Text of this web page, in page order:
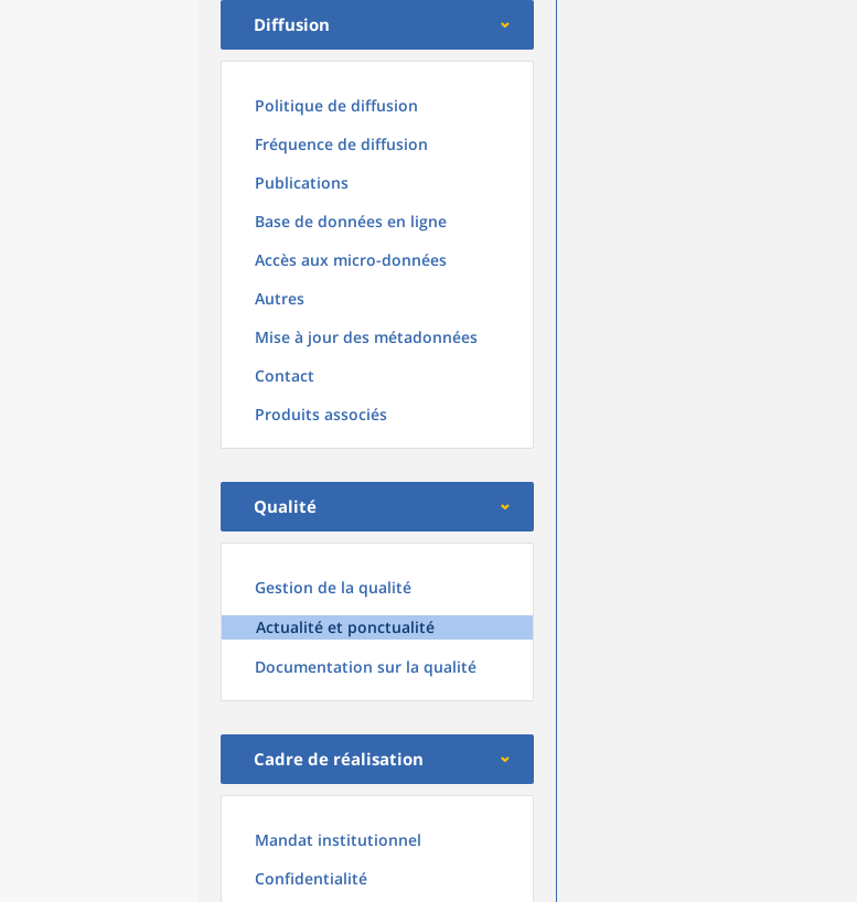
Diffusion
Politique de diffusion
Fréquence de diffusion
Publications
Base de données en ligne
Accès aux micro-données
Autres
Mise à jour des métadonnées
Contact
Produits associés
Qualité
Gestion de la qualité
Actualité et ponctualité
Documentation sur la qualité
Cadre de réalisation
Mandat institutionnel
Confidentialité